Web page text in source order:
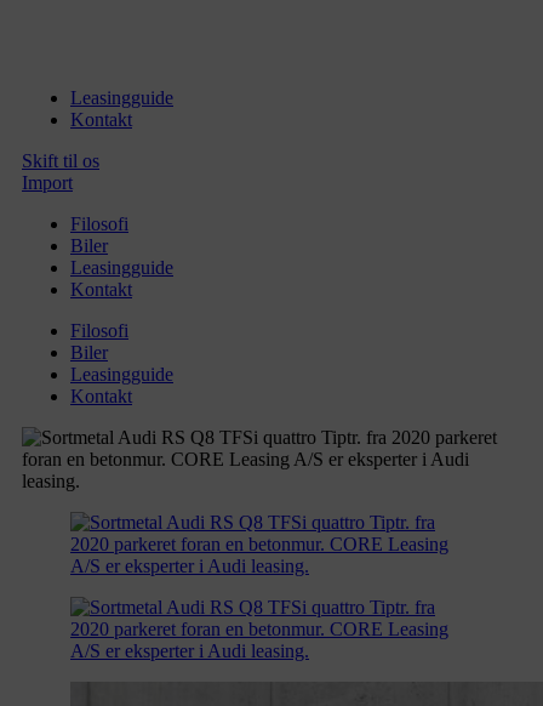
Leasingguide
Kontakt
Skift til os
Import
Filosofi
Biler
Leasingguide
Kontakt
Filosofi
Biler
Leasingguide
Kontakt